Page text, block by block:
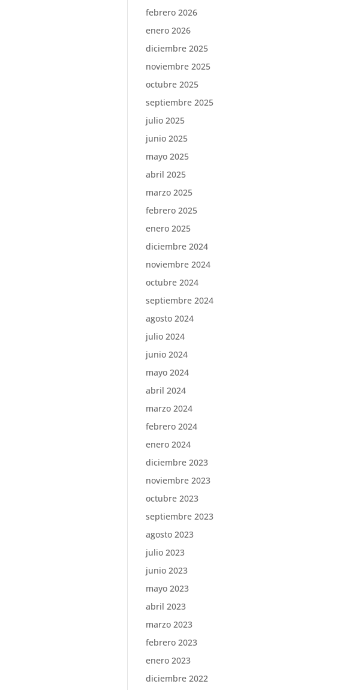
febrero 2026
enero 2026
diciembre 2025
noviembre 2025
octubre 2025
septiembre 2025
julio 2025
junio 2025
mayo 2025
abril 2025
marzo 2025
febrero 2025
enero 2025
diciembre 2024
noviembre 2024
octubre 2024
septiembre 2024
agosto 2024
julio 2024
junio 2024
mayo 2024
abril 2024
marzo 2024
febrero 2024
enero 2024
diciembre 2023
noviembre 2023
octubre 2023
septiembre 2023
agosto 2023
julio 2023
junio 2023
mayo 2023
abril 2023
marzo 2023
febrero 2023
enero 2023
diciembre 2022